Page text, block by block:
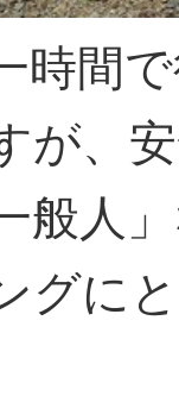
時間
が、
般人
グに